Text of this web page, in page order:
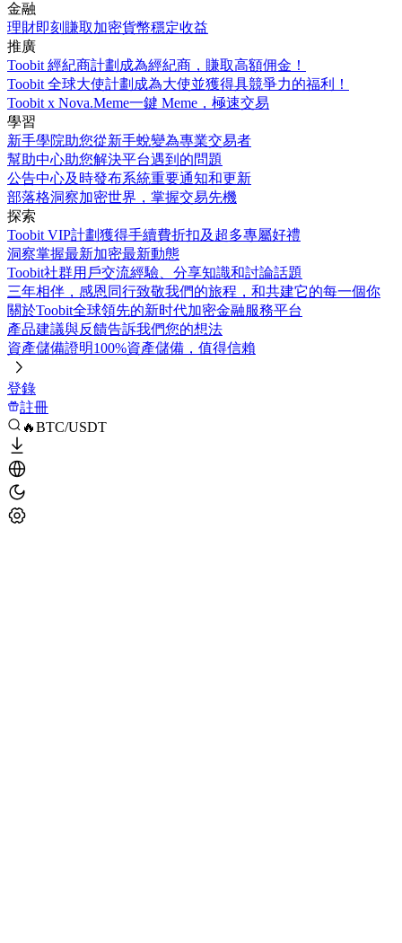
金融
理財即刻賺取加密貨幣穩定收益
推廣
Toobit 經紀商計劃 成為經紀商，賺取高額佣金！
Toobit 全球大使計劃 成為大使並獲得具競爭力的福利！
Toobit x Nova.Meme一鍵 Meme，極速交易
學習
新手學院助您從新手蛻變為專業交易者
幫助中心助您解決平台遇到的問題
公告中心及時發布系統重要通知和更新
部落格洞察加密世界，掌握交易先機
探索
Toobit VIP計劃獲得手續費折扣及超多專屬好禮
洞察掌握最新加密最新動態
Toobit社群用戶交流經驗、分享知識和討論話題
三年相伴，感恩同行致敬我們的旅程，和共建它的每一個你
關於Toobit全球領先的新时代加密金融服務平台
產品建議與反饋告訴我們您的想法
資產儲備證明100%資產儲備，值得信賴
登錄
註冊
🔥BTC/USDT